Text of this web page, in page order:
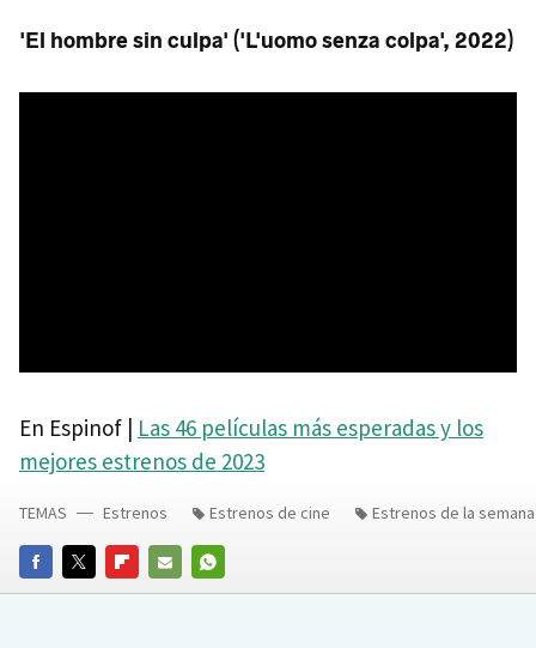
'El hombre sin culpa' ('L'uomo senza colpa', 2022)
En Espinof | Las 46 películas más esperadas y los
mejores estrenos de 2023
FACEBOOKTWITTERFLIPBOARD
E-
WHATSAPP
TEMAS Estrenos Estrenos de cine Estrenos de la semana